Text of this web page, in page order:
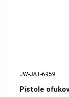
JW-JAT-6959
Pistole